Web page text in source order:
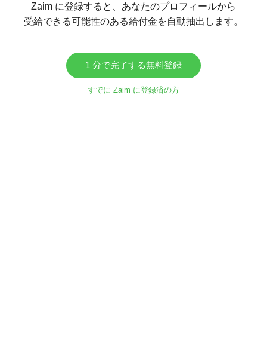
Zaim に登録すると、あなたのプロフィールから
受給できる可能性のある給付金を自動抽出します。
1 分で完了する無料登録
すでに Zaim に登録済の方